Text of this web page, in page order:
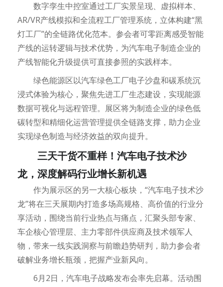
数字孪生中控室通过工厂实景呈现、虚拟样本、
AR/VR产线模拟和全流程工厂管理系统，立体构建“黑
灯工厂”的全链路优化范本。参会者可零距离感受智能
产线的运转逻辑与技术优势，为汽车电子制造企业的
产线智能化升级提供可直接参照的实践样本。
绿色能源区以汽车绿色工厂电子沙盘和碳系统沉
浸式体验为核心，聚焦先进工厂生态建设，实现能源
数据可视化与远程管理。展区将为制造企业的绿色低
碳转型和精细化运营管理提供全链路支撑，助力企业
实现绿色制造与经济效益的双向提升。
三天干货不重样！汽车电子技术沙
龙，深度解码行业增长新机遇
作为展示区的另一大核心板块，“汽车电子技术沙
龙”将在三天展期内打造多场高规格、高价值的行业分
享活动，围绕当前行业热点与痛点，汇聚头部专家、
车企核心管理层、主力零部件供应商及技术领军人
物，带来一线实践洞察与前瞻趋势研判，助力参会者
破解业务增长瓶颈，把握产业新风向。
6月2日，汽车电子战略发布会率先启幕。活动围